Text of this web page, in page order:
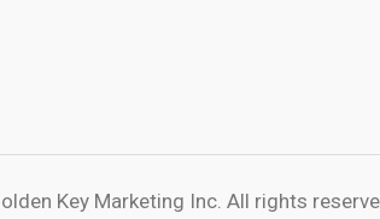
Key Marketing Inc. All rights